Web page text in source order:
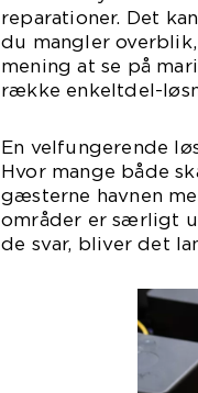
reparationer. Det
du mangler
mening at se på
række enkeltdel-
En velfungerende
Hvor mange både
gæsterne havnen
områder er særligt
de svar, bliver det